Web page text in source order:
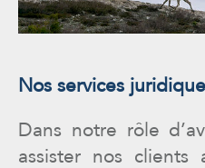
Nos services
Dans notre rôle
assister nos